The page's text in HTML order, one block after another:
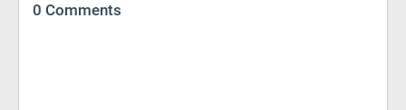
0 Comments